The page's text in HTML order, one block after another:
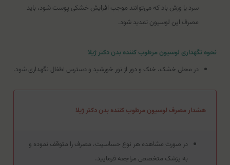
سرد یا وزش باد که می‌توانند موجب افزایش خشکی پوست شود، باید
مصرف این لوسیون تمدید شود.
نحوه نگهداری لوسیون مرطوب کننده بدن دکتر ژیلا
در محلی خشک، خنک و دور از نور خورشید و دسترس اطفال نگهداری شود.
هشدار مصرف لوسیون مرطوب کننده بدن دکتر ژیلا
در صورت مشاهده هر نوع حساسیت، مصرف را متوقف نموده و
به پزشک متخصص مراجعه فرمایید.